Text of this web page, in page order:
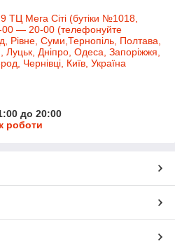
ТЦ Мега Сіті (бутіки №1018,
00 — 20-00 (телефонуйте
Рівне, Суми,Тернопіль, Полтава,
Луцьк, Дніпро, Одеса, Запоріжжя,
Чернівці, Київ, Україна
до 20:00
роботи